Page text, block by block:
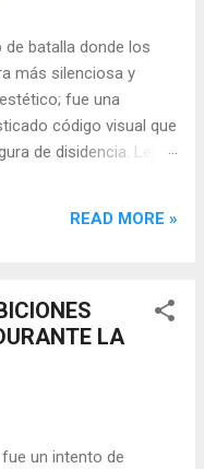
batalla donde los
más silenciosa y
fue una
código visual que
de disidencia. Lejos
su necesidad de
su integridad
las distorsiones y los
capaz de eludir a los
del engaño
Los pintores
y dominaban
READ MORE »
LA
un intento de